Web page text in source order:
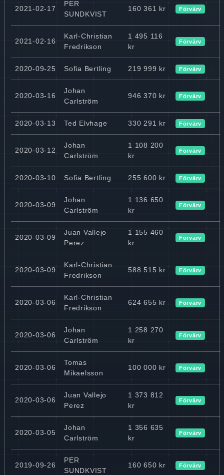
2021-02-17
PER
SUNDKVIST
160 361 kr Förvärv
2021-02-16
Karl-Christian
Fredrikson
1 495 116
kr
Förvärv
2020-09-25 Sofia Bertling 219 999 kr Förvärv
2020-03-16
Johan
Carlström
946 370 kr Förvärv
2020-03-13 Ted Elvhage 330 291 kr Förvärv
2020-03-12
Johan
Carlström
1 108 200
kr
Förvärv
2020-03-10 Sofia Bertling 255 600 kr Förvärv
2020-03-09
Johan
Carlström
1 136 650
kr
Förvärv
2020-03-09
Juan Vallejo
Perez
1 155 460
kr
Förvärv
2020-03-09
Karl-Christian
Fredrikson
588 515 kr Förvärv
2020-03-06
Karl-Christian
Fredrikson
624 655 kr Förvärv
2020-03-06
Johan
Carlström
1 258 270
kr
Förvärv
2020-03-06
Tomas
Mikaelsson
100 000 kr Förvärv
2020-03-06
Juan Vallejo
Perez
1 373 812
kr
Förvärv
2020-03-05
Johan
Carlström
1 356 635
kr
Förvärv
2019-09-26
PER
SUNDKVIST
160 650 kr Förvärv